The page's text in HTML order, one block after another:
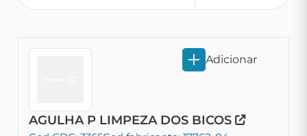
AGULHA P LIMPEZA DOS BICOS
Adicionar